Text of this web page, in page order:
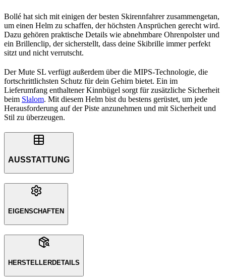
Bollé hat sich mit einigen der besten Skirennfahrer zusammengetan,
um einen Helm zu schaffen, der höchsten Ansprüchen gerecht wird.
Dazu gehören praktische Details wie abnehmbare Ohrenpolster und
ein Brillenclip, der sicherstellt, dass deine Skibrille immer perfekt
sitzt und nicht verrutscht.
Der Mute SL verfügt außerdem über die MIPS-Technologie, die
fortschrittlichsten Schutz für dein Gehirn bietet. Ein im
Lieferumfang enthaltener Kinnbügel sorgt für zusätzliche Sicherheit
beim Slalom. Mit diesem Helm bist du bestens gerüstet, um jede
Herausforderung auf der Piste anzunehmen und mit Sicherheit und
Stil zu überzeugen.
AUSSTATTUNG
EIGENSCHAFTEN
HERSTELLERDETAILS